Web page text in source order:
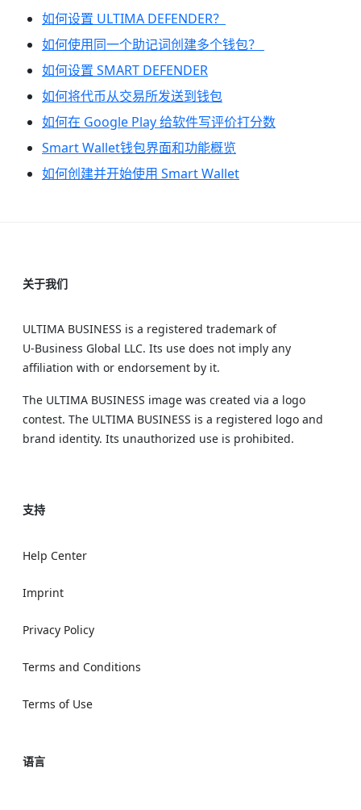
如何设置 ULTIMA DEFENDER？
如何使用同一个助记词创建多个钱包？
如何设置 SMART DEFENDER
如何将代币从交易所发送到钱包
如何在 Google Play 给软件写评价打分数
Smart Wallet钱包界面和功能概览
如何创建并开始使用 Smart Wallet
关于我们
ULTIMA BUSINESS is a registered trademark of
U‑Business Global LLC. Its use does not imply any
affiliation with or endorsement by it.
The ULTIMA BUSINESS image was created via a logo
contest. The ULTIMA BUSINESS is a registered logo and
brand identity. Its unauthorized use is prohibited.
支持
Help Center
Imprint
Privacy Policy
Terms and Conditions
Terms of Use
语言